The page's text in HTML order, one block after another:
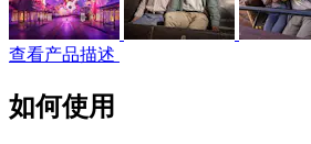
查看产品描述
如何使用